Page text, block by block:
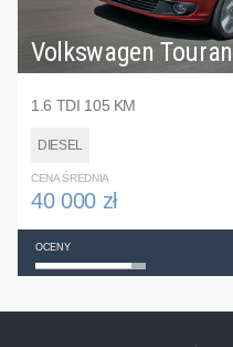
Volkswagen Touran
1.6 TDI 105 KM
DIESEL
CENA ŚREDNIA
40 000 zł
OCENY